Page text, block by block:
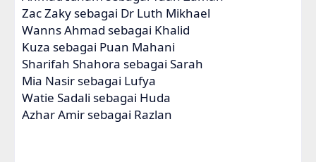
Zac Zaky sebagai Dr Luth Mikhael
Wanns Ahmad sebagai Khalid
Kuza sebagai Puan Mahani
Sharifah Shahora sebagai Sarah
Mia Nasir sebagai Lufya
Watie Sadali sebagai Huda
Azhar Amir sebagai Razlan